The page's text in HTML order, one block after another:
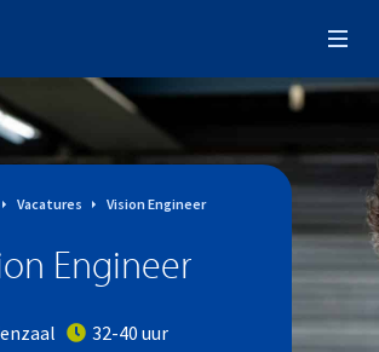
Vacatures Vision Engineer
Engineer
32-40 uur